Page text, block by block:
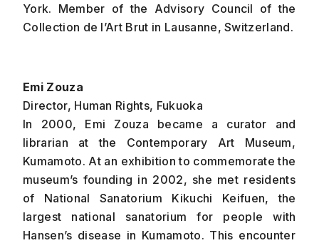
York. Member of the Advisory Council of the
Collection de l’Art Brut in Lausanne, Switzerland.
Emi Zouza
Director, Human Rights, Fukuoka
In 2000, Emi Zouza became a curator and
librarian at the Contemporary Art Museum,
Kumamoto. At an exhibition to commemorate the
museum’s founding in 2002, she met residents
of National Sanatorium Kikuchi Keifuen, the
largest national sanatorium for people with
Hansen’s disease in Kumamoto. This encounter